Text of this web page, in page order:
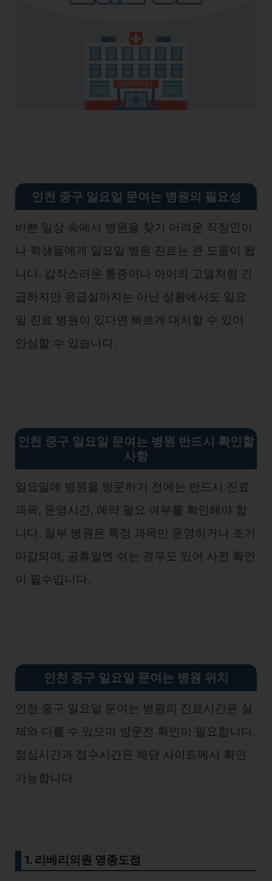
인천 중구 일요일 문여는 병원의 필요성
바쁜 일상 속에서 병원을 찾기 어려운 직장인이
나 학생들에게 일요일 병원 진료는 큰 도움이 됩
니다. 갑작스러운 통증이나 아이의 고열처럼 긴
급하지만 응급실까지는 아닌 상황에서도 일요
일 진료 병원이 있다면 빠르게 대처할 수 있어
안심할 수 있습니다.
인천 중구 일요일 문여는 병원 반드시 확인할
사항
일요일에 병원을 방문하기 전에는 반드시 진료
과목, 운영시간, 예약 필요 여부를 확인해야 합
니다. 일부 병원은 특정 과목만 운영하거나 조기
마감되며, 공휴일엔 쉬는 경우도 있어 사전 확인
이 필수입니다.
인천 중구 일요일 문여는 병원 위치
인천 중구 일요일 문여는 병원의 진료시간은 실
제와 다를 수 있으며 방문전 확인이 필요합니다.
점심시간과 접수시간은 해당 사이트에서 확인
가능합니다.
1. 리베리의원 영종도점